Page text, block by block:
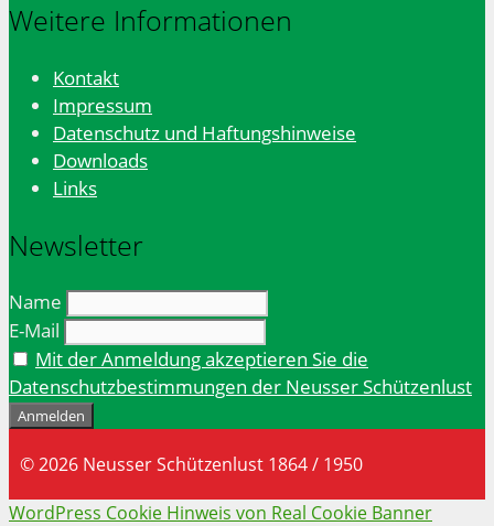
Weitere Informationen
Kontakt
Impressum
Datenschutz und Haftungshinweise
Downloads
Links
Newsletter
Name
E-Mail
Mit der Anmeldung akzeptieren Sie die
Datenschutzbestimmungen der Neusser Schützenlust
© 2026 Neusser Schützenlust 1864 / 1950
WordPress Cookie Hinweis von Real Cookie Banner